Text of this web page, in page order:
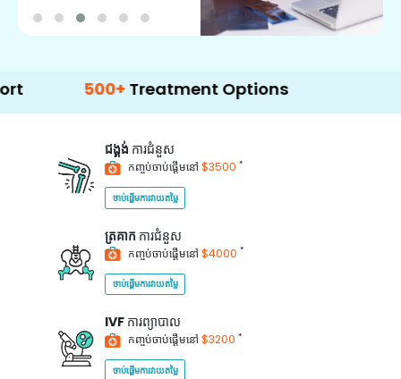
Treatment Options
ជង្គង់ ការជំនួស
កញ្ចប់ចាប់ផ្តើមនៅ $3500 *
ចាប់ផ្តើមការវាយតម្លៃ
ត្រគាក ការជំនួស
កញ្ចប់ចាប់ផ្តើមនៅ $4000 *
ចាប់ផ្តើមការវាយតម្លៃ
IVF ការព្យាបាល
កញ្ចប់ចាប់ផ្តើមនៅ $3200 *
ចាប់ផ្តើមការវាយតម្លៃ